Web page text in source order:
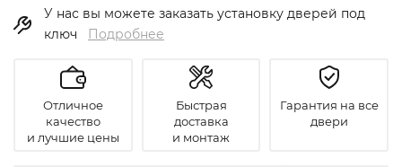
У нас вы можете заказать установку дверей под
ключ Подробнее
Отличное
качество
и лучшие цены
Быстрая
доставка
и монтаж
Гарантия на все
двери